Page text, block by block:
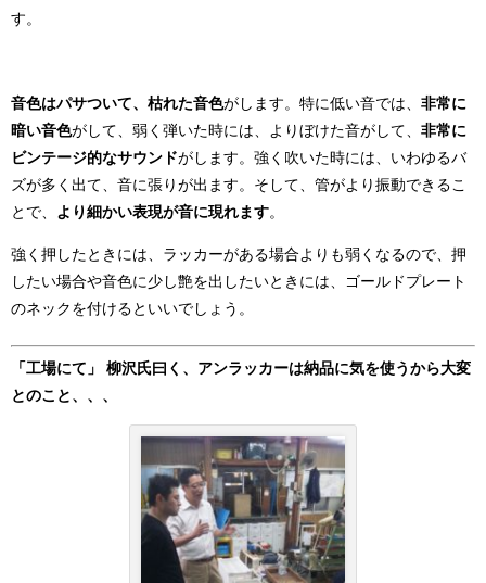
す。
音色はパサついて、枯れた音色がします。特に低い音では、 非常に
暗い音色がして、弱く弾いた時には、よりぼけた音がして、 非常に
ビンテージ的なサウンドがします。強く吹いた時には、いわゆるバ
ズが多く出て、音に張りが出ます。そして、管がより振動できるこ
とで、
より細かい表現が音に現れます
強く押したときには、ラッカーがある場合よりも弱くなるので、押
したい場合や音色に少し艶を出したいときには、ゴールドプレート
のネックを付けるといいでしょう。
「工場にて」 柳沢氏曰く、アンラッカーは納品に気を使うから大変
とのこと、、、